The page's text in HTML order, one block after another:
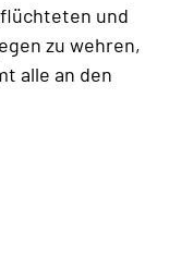
und
zu wehren,
alle an den